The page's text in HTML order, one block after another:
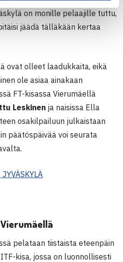
on monille pelaajille tuttu,
jäädä tälläkään kertaa
ovat olleet laadukkaita, eikä
ole asiaa ainakaan
FT-kisassa Vierumäellä
Leskinen ja naisissa Ella
osakilpailuun julkaistaan
päätöspäivää voi seurata
pelataan tiistaista eteenpäin
kisa, jossa on luonnollisesti